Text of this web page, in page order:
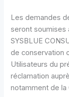
Les demandes
seront soumises
SYSBLUE
de conservation
Utilisateurs du
réclamation
notamment de